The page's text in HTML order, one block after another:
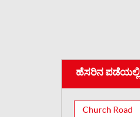
ಹೆಸರಿನ ಪಡೆಯಲ್ಲಿ
Church Road